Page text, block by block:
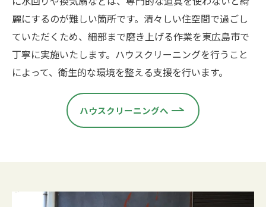
麗にするのが難しい箇所です。清々しい住空間で過ごし
ていただくため、細部まで磨き上げる作業を東広島市で
丁寧に実施いたします。ハウスクリーニングを行うこと
によって、衛生的な環境を整える支援を行います。
ハウスクリーニングへ